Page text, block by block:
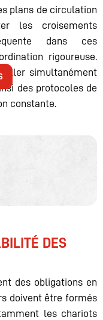
plans de circulation
les croisements
dans ces
rigoureuse.
simultanément
des protocoles de
constante.
DES
des obligations en
doivent être formés
les chariots